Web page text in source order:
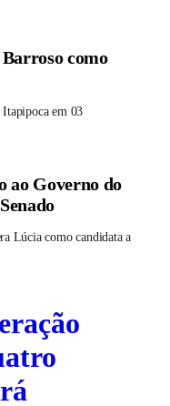
como
em 03
ao Governo do
Lúcia como candidata a